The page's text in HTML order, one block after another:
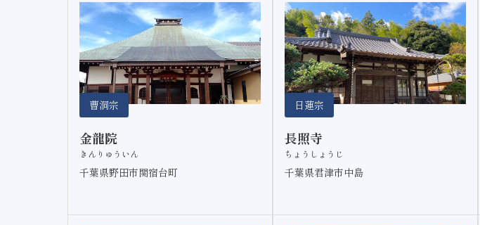
曹洞宗
金龍院
きんりゅういん
千葉県野田市関宿台町
日蓮宗
長照寺
ちょうしょうじ
千葉県君津市中島